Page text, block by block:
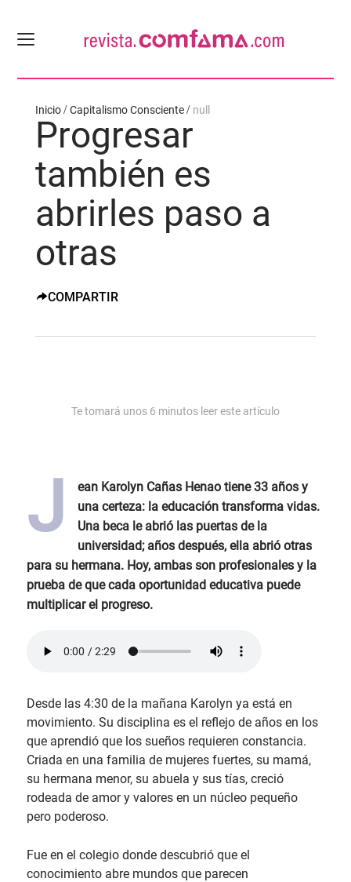
Inicio Capitalismo Consciente null
Progresar
también es
abrirles paso a
otras
COMPARTIR
Te tomará unos 6 minutos leer este artículo
J
ean Karolyn Cañas Henao tiene 33 años y
una certeza: la educación transforma vidas.
Una beca le abrió las puertas de la
universidad; años después, ella abrió otras
para su hermana. Hoy, ambas son profesionales y la
prueba de que cada oportunidad educativa puede
multiplicar el progreso.
Desde las 4:30 de la mañana Karolyn ya está en
movimiento. Su disciplina es el reflejo de años en los
que aprendió que los sueños requieren constancia.
Criada en una familia de mujeres fuertes, su mamá,
su hermana menor, su abuela y sus tías, creció
rodeada de amor y valores en un núcleo pequeño
pero poderoso.
Fue en el colegio donde descubrió que el
conocimiento abre mundos que parecen